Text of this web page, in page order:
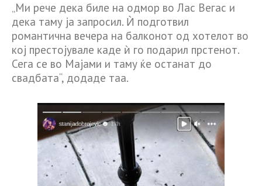
„Ми рече дека биле на одмор во Лас Вегас и
дека таму ја запросил. Ѝ подготвил
романтична вечера на балконот од хотелот во
кој престојувале каде ѝ го подарил прстенот.
Сега се во Мајами и таму ќе останат до
свадбата“, додаде таа.